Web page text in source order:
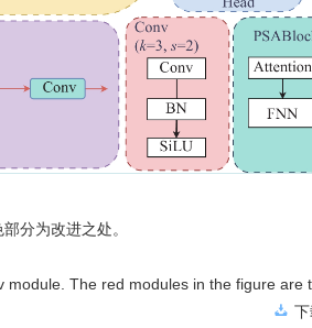
分为改进之处。
The red modules in the figure are